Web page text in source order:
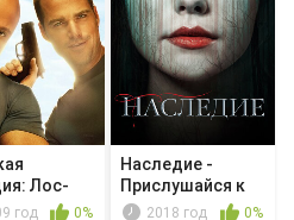
Лос-
-
год 0%
Наследие -
Прислушайся к
звуку моего ...
2018 год 0%